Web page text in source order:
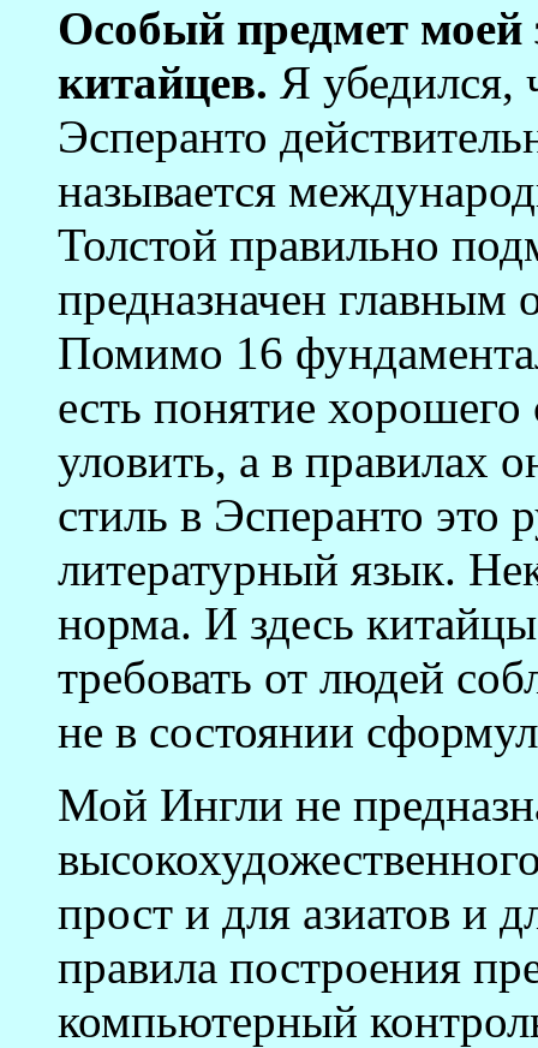
Особый предмет моей
китайцев. Я убедился,
Эсперанто
называется
Толстой правильно
предназначен главным
Помимо 16
есть понятие
уловить, а в правилах
стиль в Эсперанто это
литературный язык.
норма. И здесь
требовать от людей
не в состоянии
Мой Ингли не
прост и для азиатов и
правила построения
компьютерный